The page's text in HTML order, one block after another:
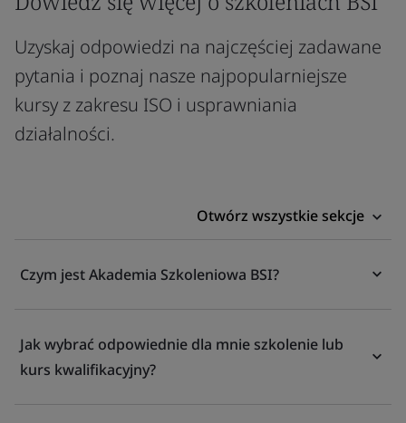
Uzyskaj odpowiedzi na najczęściej zadawane
pytania i poznaj nasze najpopularniejsze
kursy z zakresu ISO i usprawniania
działalności.
Otwórz wszystkie sekcje
Czym jest Akademia Szkoleniowa BSI?
Jak wybrać odpowiednie dla mnie szkolenie lub
kurs kwalifikacyjny?